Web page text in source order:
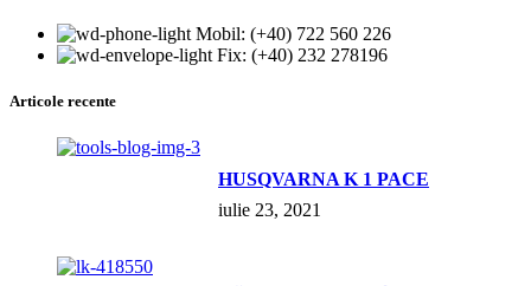
Mobil: (+40) 722 560 226
Fix: (+40) 232 278196
Articole recente
HUSQVARNA K 1 PACE
iulie 23, 2021